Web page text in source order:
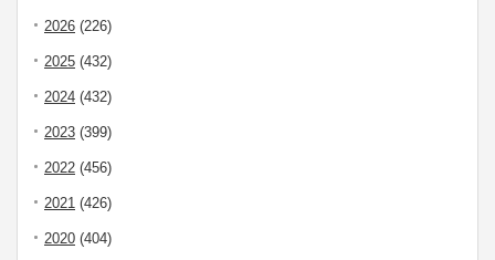
2026 (226)
2025 (432)
2024 (432)
2023 (399)
2022 (456)
2021 (426)
2020 (404)